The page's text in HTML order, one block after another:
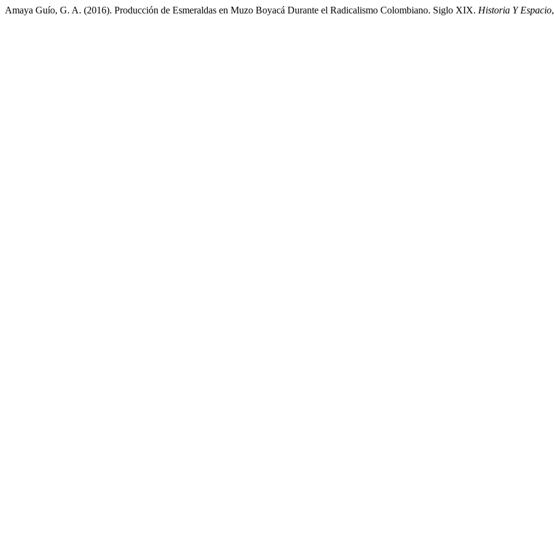
Amaya Guío, G. A. (2016). Producción de Esmeraldas en Muzo Boyacá Durante el Radicalismo Colombiano. Siglo XIX. Historia Y Espacio,